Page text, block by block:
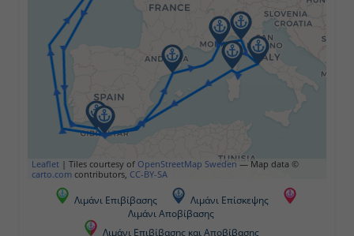
Καντίζ ( Σεβίλλη ), Ισπανία
Ολόκληρη
Ημέρα
Ημέρα 5η
Εν Πλω
Leaflet | Tiles courtesy of OpenStreetMap Sweden — Map data ©
carto.com contributors, CC-BY-SA
Λιμάνι Επιβίβασης
Λιμάνι Επίσκεψης
Λιμάνι Αποβίβασης
Λιμάνι Επιβίβασης και Αποβίβασης